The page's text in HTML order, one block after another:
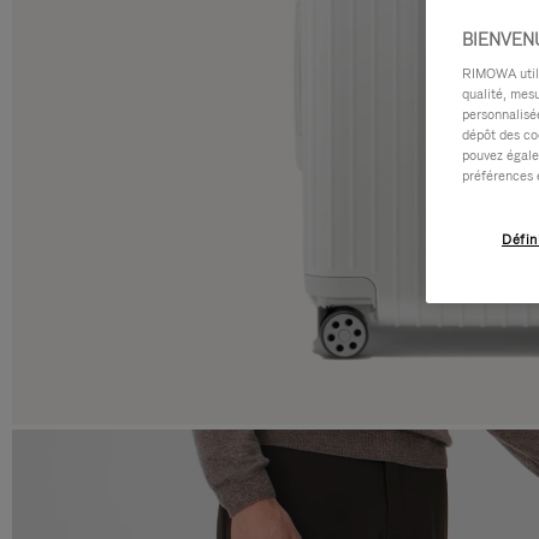
RIMOWA
qualité,
dépôt des
pouvez
préférences